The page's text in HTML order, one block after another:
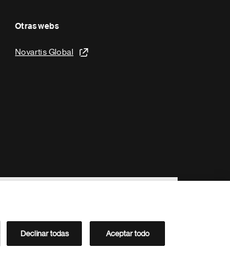
Otras webs
Novartis Global
Directorio de Novartis
Declinar todas Aceptar todo